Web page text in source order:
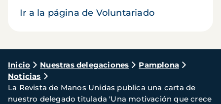
Ir a la página de Voluntariado
Ruta
de
navegación
Inicio Nuestras delegaciones
Pamplona
Noticias
La Revista de Manos Unidas publica una carta de
nuestro delegado titulada 'Una motivación que crece